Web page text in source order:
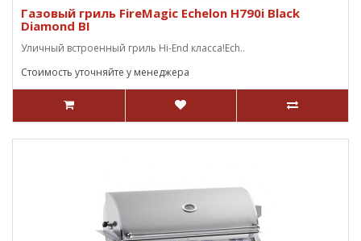
Газовый гриль FireMagic Echelon H790i Black
Diamond BI
Уличный встроенный гриль Hi-End класса!Ech..
Стоимость уточняйте у менеджера